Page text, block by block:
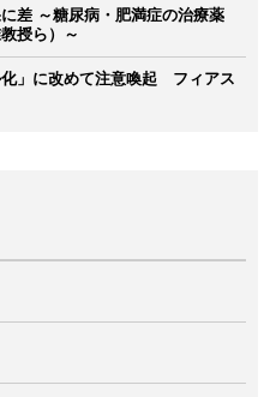
差 ～糖尿病・肥満症の治療薬
授ら）～
化」に改めて注意喚起 フィアス